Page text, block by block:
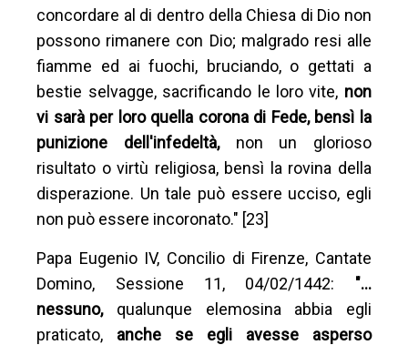
concordare al di dentro della Chiesa di Dio non
possono rimanere con Dio; malgrado resi alle
fiamme ed ai fuochi, bruciando, o gettati a
bestie selvagge, sacrificando le loro vite, non
vi sarà per loro quella corona di Fede, bensì la
punizione dell'infedeltà, non un glorioso
risultato o virtù religiosa, bensì la rovina della
disperazione. Un tale può essere ucciso, egli
non può essere incoronato." [23]
Papa Eugenio IV, Concilio di Firenze, Cantate
Domino, Sessione 11, 04/02/1442: "…
nessuno, qualunque elemosina abbia egli
praticato, anche se egli avesse asperso